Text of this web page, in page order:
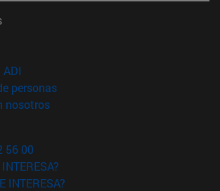
en nueva ventana)
personas(abre en nueva ventana)
nosotros(abre en nueva ventana)
56 00
INTERESA?